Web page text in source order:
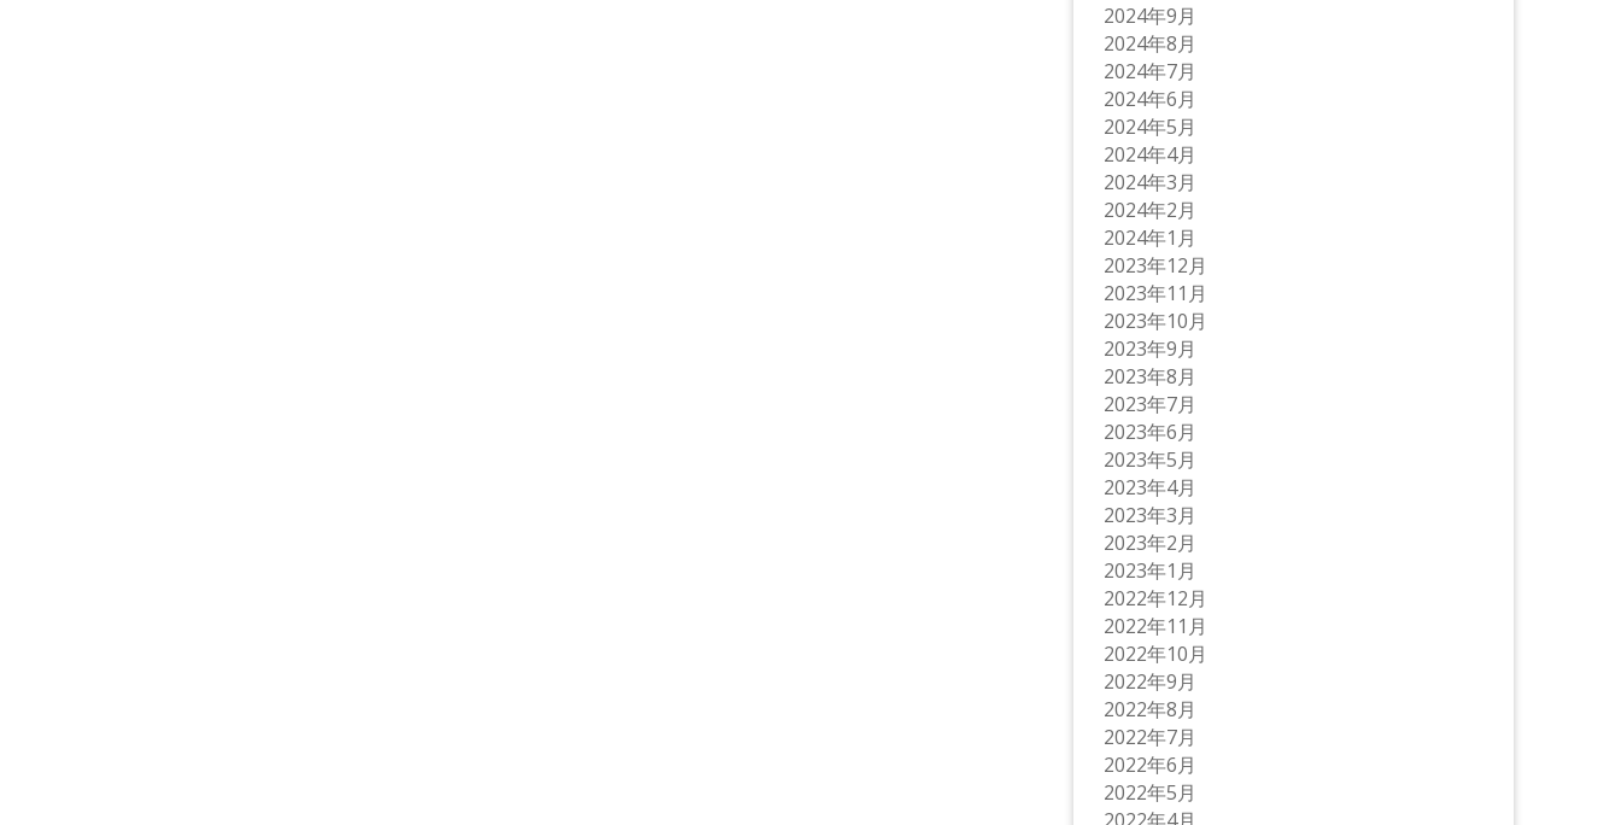
2024年9月
2024年8月
2024年7月
2024年6月
2024年5月
2024年4月
2024年3月
2024年2月
2024年1月
2023年12月
2023年11月
2023年10月
2023年9月
2023年8月
2023年7月
2023年6月
2023年5月
2023年4月
2023年3月
2023年2月
2023年1月
2022年12月
2022年11月
2022年10月
2022年9月
2022年8月
2022年7月
2022年6月
2022年5月
2022年4月